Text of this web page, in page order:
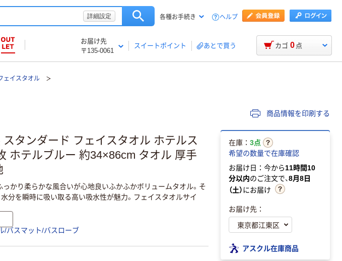
詳細設定 各種お手続き ヘルプ
お届け先
〒135-0061
スイートポイント あとで買う カゴ 0 点
ェイスタオル
商品情報を印刷する
スタンダード フェイスタオル ホテルス
ホテルブルー 約34×86cm タオル 厚手
っかり柔らかな風合いが心地良いふかふかボリュームタオル。そ
水分を瞬時に吸い取る高い吸水性が魅力。フェイスタオルサイ
/バスマット/バスローブ
在庫： 3点
希望の数量で在庫確認
お届け日：今から11時間10
分以内のご注文で、8月8日
（土）にお届け
お届け先：
アスクル在庫商品